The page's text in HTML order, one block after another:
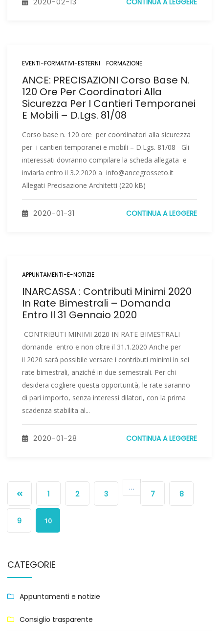
2020-02-13 CONTINUA A LEGGERE
EVENTI-FORMATIVI-ESTERNI FORMAZIONE
ANCE: PRECISAZIONI Corso Base N.
120 Ore Per Coordinatori Alla
Sicurezza Per I Cantieri Temporanei
E Mobili – D.Lgs. 81/08
Corso base n. 120 ore per coordinatori alla sicurezza
per i cantieri temporanei e mobili – D.Lgs. 81/08 Gli
interessati dovranno compilare la scheda allegata e
inviarla entro il 3.2.2020 a info@ancegrosseto.it
Allegati Precisazione Architetti (220 kB)
2020-01-31 CONTINUA A LEGGERE
APPUNTAMENTI-E-NOTIZIE
INARCASSA : Contributi Minimi 2020
In Rate Bimestrali – Domanda
Entro Il 31 Gennaio 2020
CONTRIBUTI MINIMI 2020 IN RATE BIMESTRALI
domande entro e non oltre il 31.1.2020 Anche per
il 2020 sarà possibile versare i contributi minimi in sei
rate bimestrali, anziché in due semestrali. Per chi
desidera cogliere questa opportunità, le rate saranno
di pari importo, senza interessi dilatori, con la prima
scadenza stabilita al...
2020-01-28 CONTINUA A LEGGERE
1 2 3
…
7 8
9 10
CATEGORIE
Appuntamenti e notizie
Consiglio trasparente